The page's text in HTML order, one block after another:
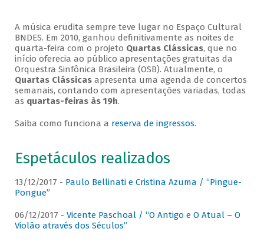
A música erudita sempre teve lugar no Espaço Cultural
BNDES. Em 2010, ganhou definitivamente as noites de
quarta-feira com o projeto Quartas Clássicas, que no
início oferecia ao público apresentações gratuitas da
Orquestra Sinfônica Brasileira (OSB). Atualmente, o
Quartas Clássicasapresenta uma agenda de concertos
semanais, contando com apresentações variadas, todas
as quartas-feiras às 19h.
Saiba como funciona a reserva de ingressos.
Espetáculos realizados
13/12/2017 - Paulo Bellinati e Cristina Azuma / “Pingue-
Pongue”
06/12/2017 - Vicente Paschoal / “O Antigo e O Atual – O
Violão através dos Séculos”